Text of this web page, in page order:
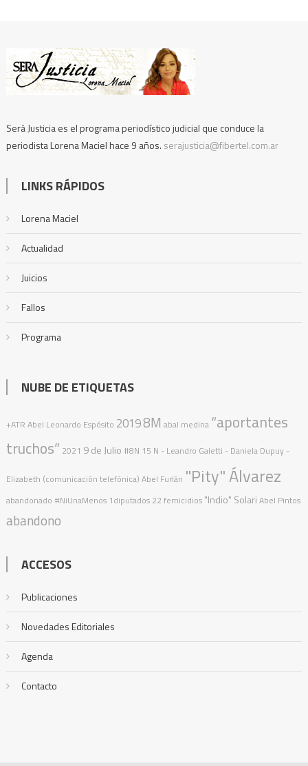
Será Justicia es el programa periodístico judicial que conduce la
periodista Lorena Maciel hace 9 años. serajusticia@fibertel.com.ar
LINKS RÁPIDOS
Lorena Maciel
Actualidad
Juicios
Fallos
Programa
NUBE DE ETIQUETAS
+ATR Abel Leonardo Espósito 20198M abal medina “aportantes
truchos” 2021 9 de Julio #8N 15 N - Leandro Galetti - Daniela Dupuy -
Elizabeth (comunicación telefónica) Abel Furlán "Pity" Álvarez
abandonado #NiUnaMenos 1diputados 22 femicidios "Indio" Solari Abel Pintos
abandono
ACCESOS
Publicaciones
Novedades Editoriales
Agenda
Contacto